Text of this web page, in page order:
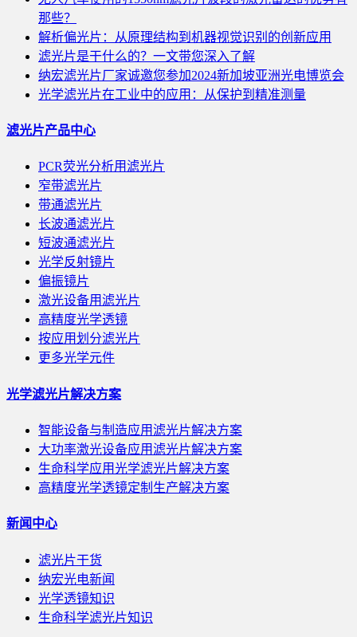
那些？
解析偏光片：从原理结构到机器视觉识别的创新应用
滤光片是干什么的？一文带您深入了解
纳宏滤光片厂家诚邀您参加2024新加坡亚洲光电博览会
光学滤光片在工业中的应用：从保护到精准测量
滤光片产品中心
PCR荧光分析用滤光片
窄带滤光片
带通滤光片
长波通滤光片
短波通滤光片
光学反射镜片
偏振镜片
激光设备用滤光片
高精度光学透镜
按应用划分滤光片
更多光学元件
光学滤光片解决方案
智能设备与制造应用滤光片解决方案
大功率激光设备应用滤光片解决方案
生命科学应用光学滤光片解决方案
高精度光学透镜定制生产解决方案
新闻中心
滤光片干货
纳宏光电新闻
光学透镜知识
生命科学滤光片知识